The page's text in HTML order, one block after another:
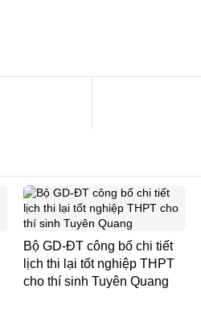
Bộ GD-ĐT công bố chi tiết
lịch thi lại tốt nghiệp THPT
cho thí sinh Tuyên Quang